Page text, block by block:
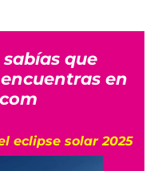
que
en
eclipse solar 2025